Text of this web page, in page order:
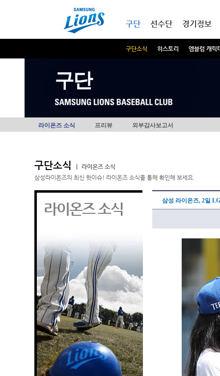
구단
구단소식 히스토리 엠블럼 캐릭
선수단 경기정보
구단
라이온즈 소식 프리뷰 외부감사보고서
구단소식
라이온즈 소식
삼성라이온즈의 최신 핫이슈! 라이온즈 소식을 통해 확인해 보세요.
라이온즈 소식 삼성 라이온즈, 2일